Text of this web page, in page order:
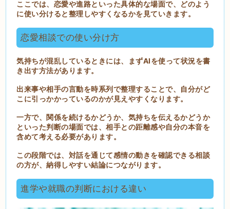
ここでは、恋愛や進路といった具体的な場面で、どのよう
に使い分けると整理しやすくなるかを見ていきます。
恋愛相談での使い分け方
気持ちが混乱しているときには、まずAIを使って状況を書
き出す方法があります。
出来事や相手の言動を時系列で整理することで、自分がど
こに引っかかっているのかが見えやすくなります。
一方で、関係を続けるかどうか、気持ちを伝えるかどうか
といった判断の場面では、相手との距離感や自分の本音を
含めて考える必要があります。
この段階では、対話を通じて感情の動きを確認できる相談
の方が、納得しやすい結論につながります。
進学や就職の判断における違い